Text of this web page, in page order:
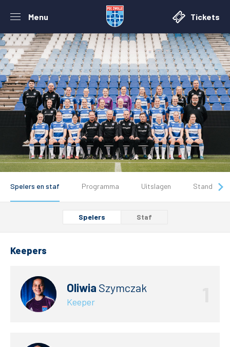
Menu Tickets
Spelers en staf Programma Uitslagen Stand
Spelers Staf
Keepers
Oliwia Szymczak
Keeper